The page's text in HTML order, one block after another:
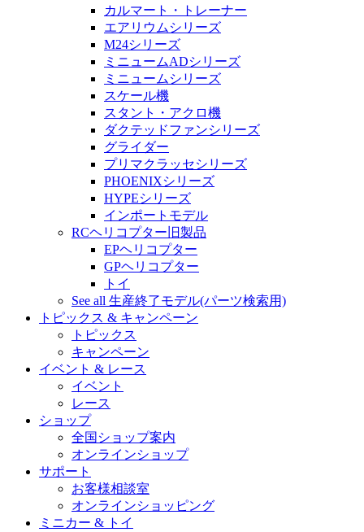
カルマート・トレーナー
エアリウムシリーズ
M24シリーズ
ミニュームADシリーズ
ミニュームシリーズ
スケール機
スタント・アクロ機
ダクテッドファンシリーズ
グライダー
プリマクラッセシリーズ
PHOENIXシリーズ
HYPEシリーズ
インポートモデル
RCヘリコプター旧製品
EPヘリコプター
GPヘリコプター
トイ
See all 生産終了モデル(パーツ検索用)
トピックス & キャンペーン
トピックス
キャンペーン
イベント & レース
イベント
レース
ショップ
全国ショップ案内
オンラインショップ
サポート
お客様相談室
オンラインショッピング
ミニカー & トイ